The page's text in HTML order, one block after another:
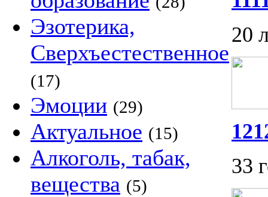
Эзотерика,
Сверхъестественное
(17)
Эмоции (29)
Актуальное (15)
Алкоголь, табак,
вещества (5)
20
33